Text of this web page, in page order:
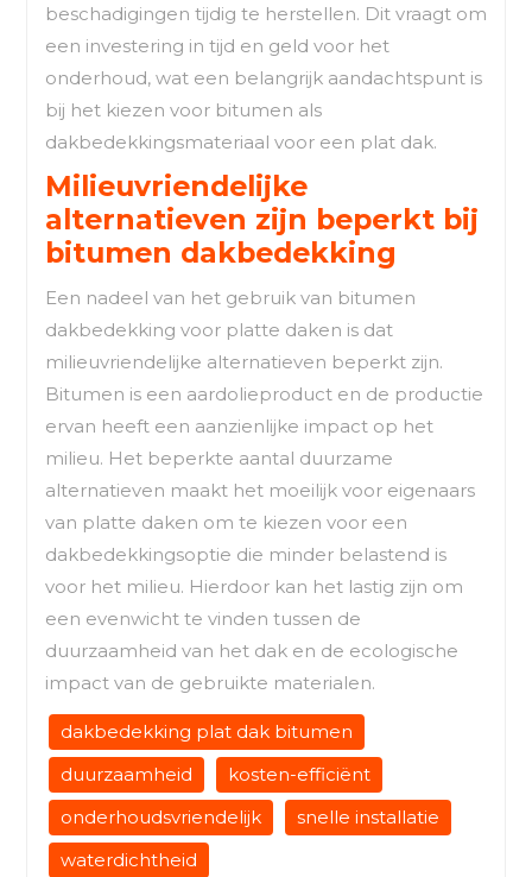
beschadigingen tijdig te herstellen. Dit vraagt om
een investering in tijd en geld voor het
onderhoud, wat een belangrijk aandachtspunt is
bij het kiezen voor bitumen als
dakbedekkingsmateriaal voor een plat dak.
Milieuvriendelijke
alternatieven zijn beperkt bij
bitumen dakbedekking
Een nadeel van het gebruik van bitumen
dakbedekking voor platte daken is dat
milieuvriendelijke alternatieven beperkt zijn.
Bitumen is een aardolieproduct en de productie
ervan heeft een aanzienlijke impact op het
milieu. Het beperkte aantal duurzame
alternatieven maakt het moeilijk voor eigenaars
van platte daken om te kiezen voor een
dakbedekkingsoptie die minder belastend is
voor het milieu. Hierdoor kan het lastig zijn om
een evenwicht te vinden tussen de
duurzaamheid van het dak en de ecologische
impact van de gebruikte materialen.
dakbedekking plat dak bitumen
duurzaamheid
kosten-efficiënt
onderhoudsvriendelijk
snelle installatie
waterdichtheid